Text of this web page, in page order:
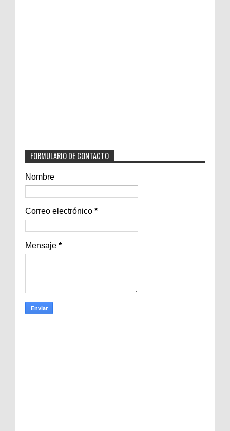
FORMULARIO DE CONTACTO
Nombre
Correo electrónico *
Mensaje *